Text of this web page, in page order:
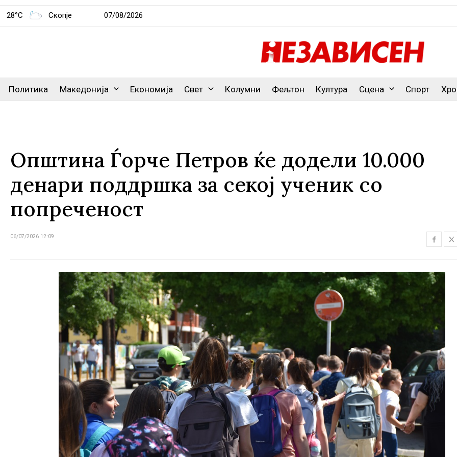
28°C Скопје 07/08/2026
Политика Македонија Економија Свет Колумни Фељтон Култура Сцена Спорт
Општина Ѓорче Петров ќе додели 10.000
денари поддршка за секој ученик со
попреченост
06/07/2026 12:09